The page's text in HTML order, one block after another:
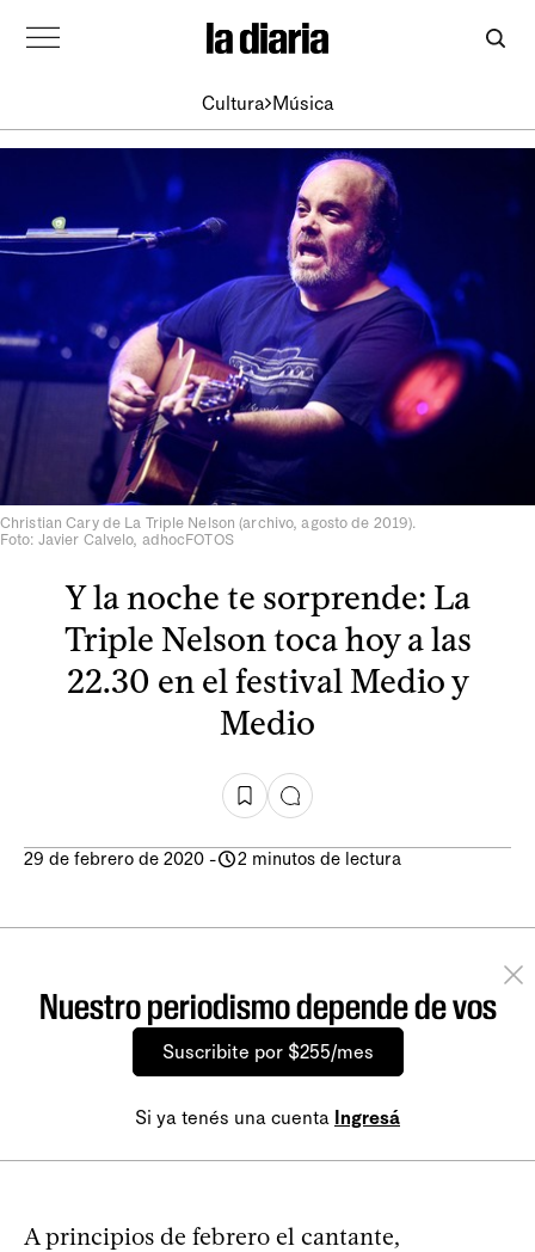
Cultura Música
Christian Cary de La Triple Nelson (archivo, agosto de 2019).
Foto: Javier Calvelo, adhocFOTOS
Y la noche te sorprende: La
Triple Nelson toca hoy a las
22.30 en el festival Medio y
Medio
29 de febrero de 2020 - 2 minutos de lectura
Nuestro periodismo depende de vos
Suscribite por $255/mes
Si ya tenés una cuenta Ingresá
A principios de febrero el cantante,